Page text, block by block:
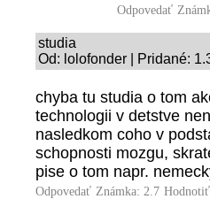
Odpovedať
studia
Od: lolofonder | Pridané:
chyba tu studia o tom
technologii v detstve
nasledkom coho v
schopnosti mozgu,
pise o tom napr.
Odpovedať Známka: 2.7